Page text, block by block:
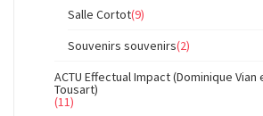
Salle Cortot(9)
Souvenirs souvenirs(2)
ACTU Effectual Impact (Dominique Vian
Tousart)
(11)